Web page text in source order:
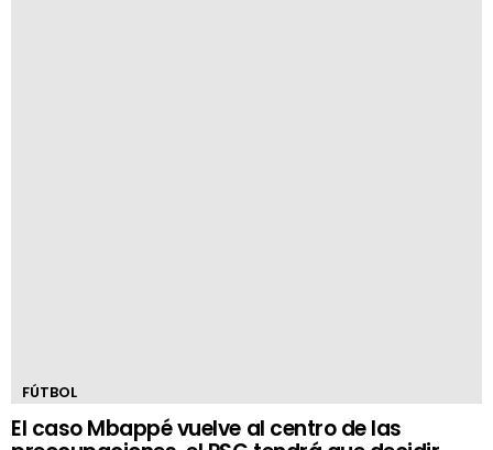
FÚTBOL
El caso Mbappé vuelve al centro de las